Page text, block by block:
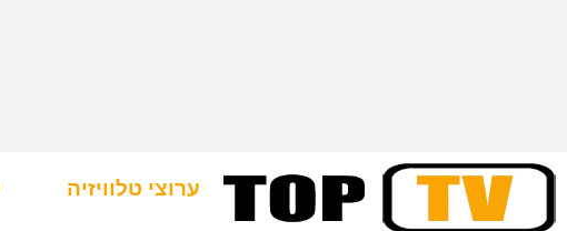
ערוצי טלוויזיה